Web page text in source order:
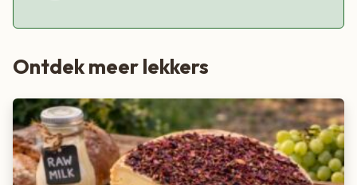
Ontdek meer lekkers